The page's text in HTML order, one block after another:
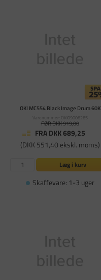
OKI MC554 Black Image Drum 60K
Varenummer: OKI09006265
FØR DKK 919,00
FRA DKK 689,25
(DKK 551,40 ekskl. moms)
Læg i kurv
Skaffevare: 1-3 uger